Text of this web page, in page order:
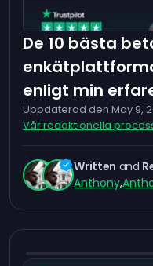
De 10 bästa
enligt min
Uppdaterad den May 9,
Vår redaktionella
Written and
Anthony,